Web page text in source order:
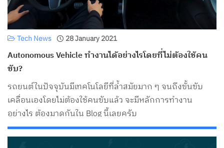
28 January 2021
Tech News
Autonomous Vehicle ทำงานได้อย่างไรโดยที่ไม่ต้องใช้คน
ขับ?
รถยนต์ในปัจจุบันมีเทคโนโลยีที่ล้ำสมัยมาก ๆ จนถึงขั้นขับ
เคลื่อนเองโดยไม่ต้องใช้คนขับแล้ว จะมีหลักการทำงาน
อย่างไร ต้องมาดูกันใน Blog นี้เลยครับ